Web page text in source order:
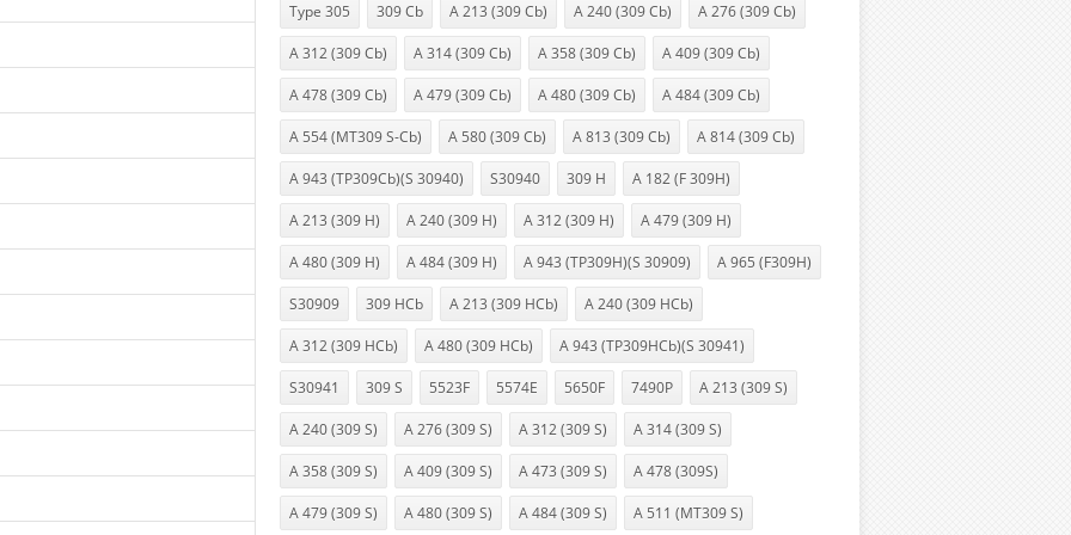
Type 305 309 Cb A 213 (309 Cb) A 240 (309 Cb) A 276 (309 Cb)
A 312 (309 Cb) A 314 (309 Cb) A 358 (309 Cb) A 409 (309 Cb)
A 478 (309 Cb) A 479 (309 Cb) A 480 (309 Cb) A 484 (309 Cb)
A 554 (MT309 S-Cb) A 580 (309 Cb) A 813 (309 Cb) A 814 (309 Cb)
A 943 (TP309Cb)(S 30940) S30940 309 H A 182 (F 309H)
A 213 (309 H) A 240 (309 H) A 312 (309 H) A 479 (309 H)
A 480 (309 H) A 484 (309 H) A 943 (TP309H)(S 30909) A 965 (F309H)
S30909 309 HCb A 213 (309 HCb) A 240 (309 HCb)
A 312 (309 HCb) A 480 (309 HCb) A 943 (TP309HCb)(S 30941)
S30941 309 S 5523F 5574E 5650F 7490P A 213 (309 S)
A 240 (309 S) A 276 (309 S) A 312 (309 S) A 314 (309 S)
A 358 (309 S) A 409 (309 S) A 473 (309 S) A 478 (309S)
A 479 (309 S) A 480 (309 S) A 484 (309 S) A 511 (MT309 S)